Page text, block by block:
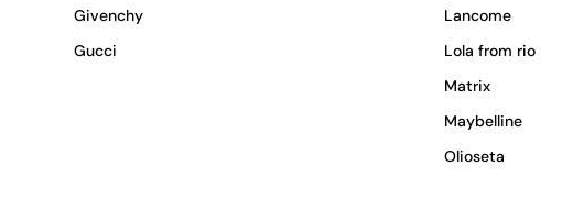
Givenchy
Gucci
Lancome
Lola from rio
Matrix
Maybelline
Olioseta